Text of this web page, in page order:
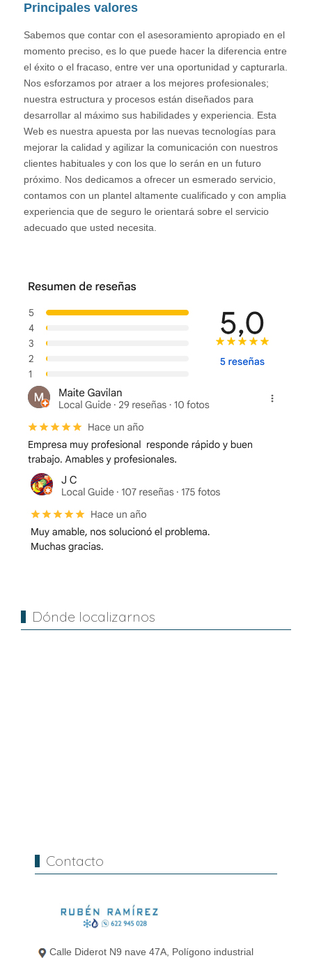
Principales valores
Sabemos que contar con el asesoramiento apropiado en el
momento preciso, es lo que puede hacer la diferencia entre
el éxito o el fracaso, entre ver una oportunidad y capturarla.
Nos esforzamos por atraer a los mejores profesionales;
nuestra estructura y procesos están diseñados para
desarrollar al máximo sus habilidades y experiencia. Esta
Web es nuestra apuesta por las nuevas tecnologías para
mejorar la calidad y agilizar la comunicación con nuestros
clientes habituales y con los que lo serán en un futuro
próximo. Nos dedicamos a ofrecer un esmerado servicio,
contamos con un plantel altamente cualificado y con amplia
experiencia que de seguro le orientará sobre el servicio
adecuado que usted necesita.
Dónde localizarnos
Contacto
Calle Diderot N9 nave 47A, Polígono industrial